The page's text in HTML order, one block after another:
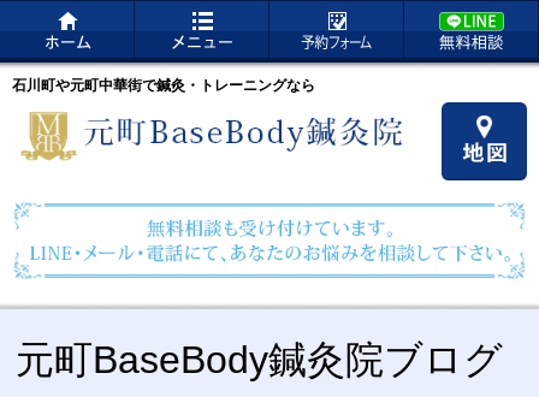
石川町や元町中華街で鍼灸・トレーニングなら
元町BaseBody鍼灸院ブログ